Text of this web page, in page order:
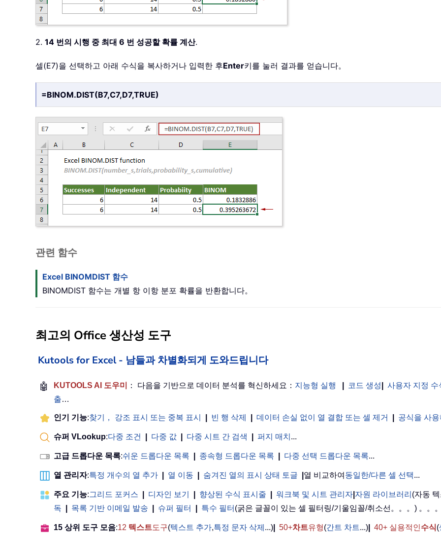
2. 14 번의 시행 중 최대 6 번 성공할 확률 계산.
셀(E7)을 선택하고 아래 수식을 복사하거나 입력한 후Enter키를 눌러 결과를 얻습니다。
=BINOM.DIST(B7,C7,D7,TRUE)
관련 함수
Excel BINOMDIST 함수
BINOMDIST 함수는 개별 항 이항 분포 확률을 반환합니다。
최고의 Office 생산성 도구
Kutools for Excel - 남들과 차별화되게 도와드립니다
🤖 KUTOOLS AI 도우미 ： 다음을 기반으로 데이터 분석를 혁신하세요： 지능형 실행 코드 생성 사용자 지정 수
출…
인기 기능:찾기， 강조 표시 또는 중복 표시 빈 행 삭제 데이터 손실 없이 열 결합 또는 셀 제거 공식을 사
슈퍼 VLookup:다중 조건 다중 값 다중 시트 간 검색 퍼지 매치 ...
고급 드롭다운 목록:쉬운 드롭다운 목록 종속형 드롭다운 목록 다중 선택 드롭다운 목록...
열 관리자:특정 개수의 열 추가 열 이동 숨겨진 열의 표시 상태 토글 열 비교하여 동일한/다른 셀 선택...
주요 기능:그리드 포커스 디자인 보기 향상된 수식 표시줄 워크북 및 시트 관리자 자원 라이브러리 (자동
독
목록 기반 이메일 발송 슈퍼 필터 특수 필터 (굵은 글꼴이 있는 셀 필터링/기울임꼴/취소선。。。) 。。。
15 상위 도구 모음:12 텍스트도구(텍스트 추가,특정 문자 삭제 ...) 50+차트유형(간트 차트...) 40+ 실용적인수식(